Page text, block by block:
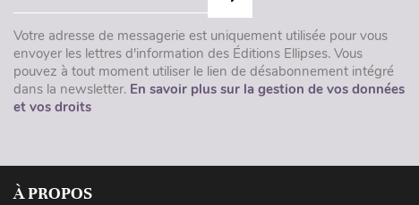
Votre adresse de messagerie est uniquement utilisée pour vous
envoyer les lettres d'information des Éditions Ellipses. Vous
pouvez à tout moment utiliser le lien de désabonnement intégré
dans la newsletter. En savoir plus sur la gestion de vos données
et vos droits
À PROPOS